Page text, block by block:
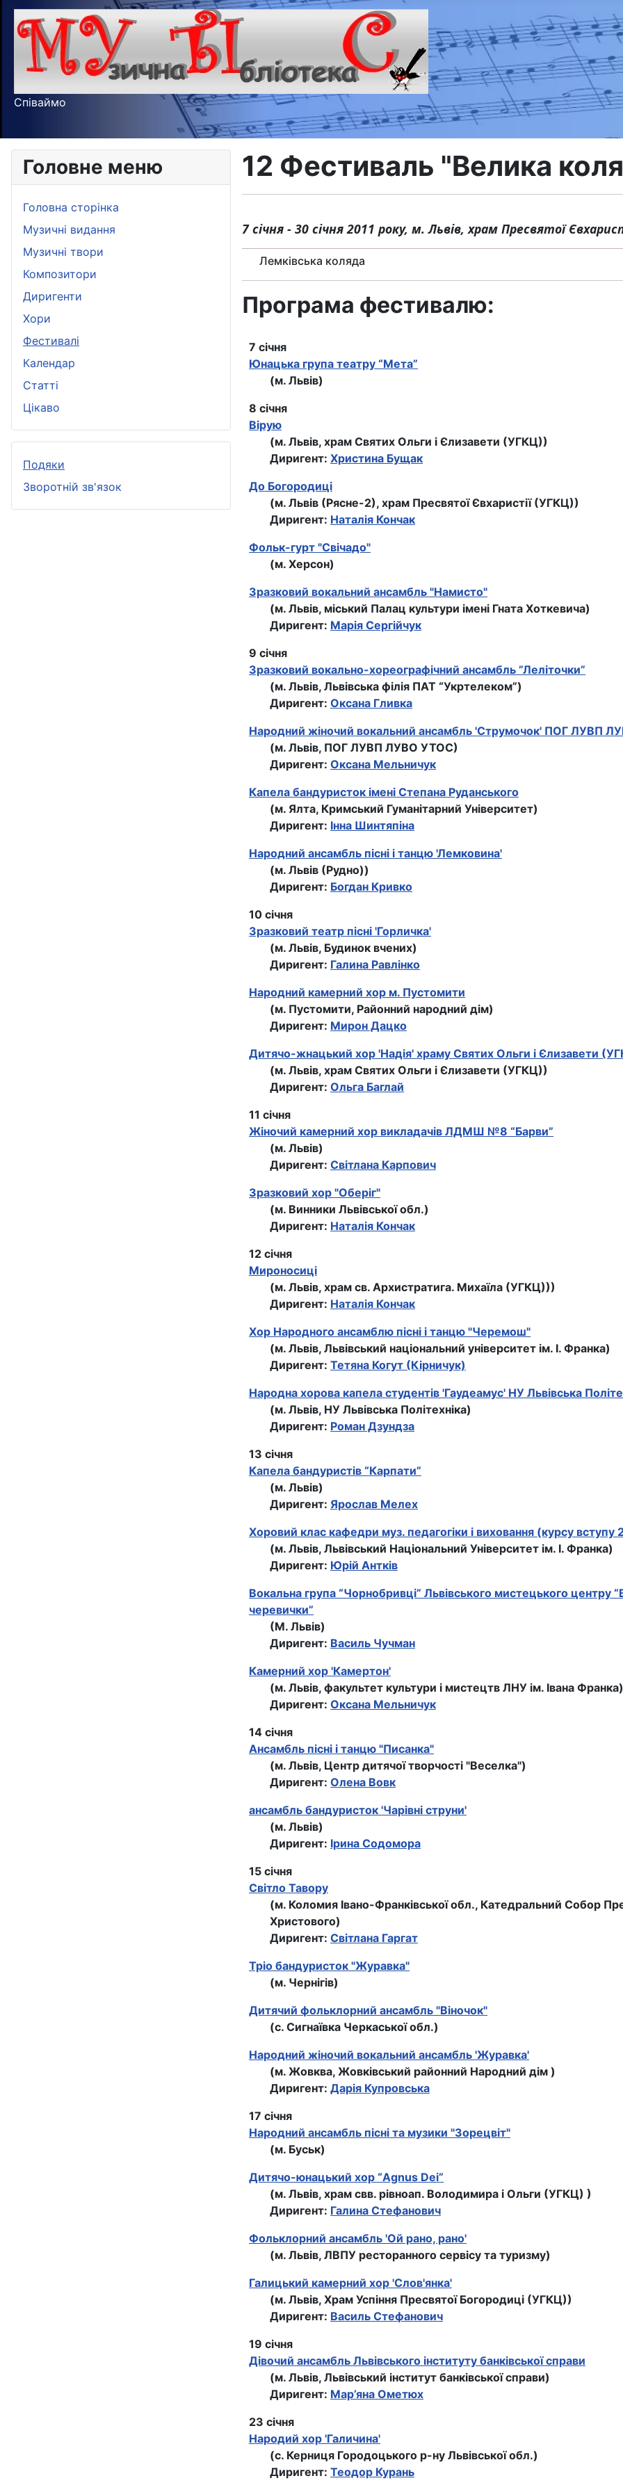
Співаймо
Головне меню
Головна сторінка
Музичні видання
Музичні твори
Композитори
Диригенти
Хори
Фестивалі
Календар
Статті
Цікаво
Подяки
Зворотній зв'язок
12 Фестиваль "Велика
7 січня - 30 січня 2011 року, м. Львів, храм Пресвятої
Лемківська коляда
Програма фестивалю:
7 січня
Юнацька група театру “Мета”
(м. Львів)
8 січня
Вірую
(м. Львів, храм Святих Ольги і Єлизавети (УГКЦ))
Диригент: Христина Бущак
До Богородиці
(м. Львів (Рясне-2), храм Пресвятої Євхаристії (УГКЦ))
Диригент: Наталія Кончак
Фольк-гурт "Свічадо"
(м. Херсон)
Зразковий вокальний ансамбль "Намисто"
(м. Львів, міський Палац культури імені Гната Хоткевича)
Диригент: Марія Сергійчук
9 січня
Зразковий вокально-хореографічний ансамбль ”Леліточки”
(м. Львів, Львівська філія ПАТ “Укртелеком”)
Диригент: Оксана Гливка
Народний жіночий вокальний ансамбль 'Струмочок' ПОГ ЛУВП
(м. Львів, ПОГ ЛУВП ЛУВО УТОС)
Диригент: Оксана Мельничук
Капела бандуристок iмeнi Степана Руданського
(м. Ялта, Кримський Гуманiтарний Унiверситет)
Диригент: Інна Шинтяпiна
Народний ансамбль пісні і танцю 'Лемковина'
(м. Львів (Рудно))
Диригент: Богдан Кривко
10 січня
Зразковий театр пісні 'Горличка'
(м. Львів, Будинок вчених)
Диригент: Галина Равлінко
Народний камерний хор м. Пустомити
(м. Пустомити, Районний народний дім)
Диригент: Мирон Дацко
Дитячо-жнацький хор 'Надія' храму Святих Ольги і Єлизавети
(м. Львів, храм Святих Ольги і Єлизавети (УГКЦ))
Диригент: Ольга Баглай
11 січня
Жіночий камерний хор викладачів ЛДМШ №8 “Барви”
(м. Львів)
Диригент: Світлана Карпович
Зразковий хор "Оберіг"
(м. Винники Львівської обл.)
Диригент: Наталія Кончак
12 січня
Мироносиці
(м. Львів, храм св. Архистратига. Михаїла (УГКЦ)))
Диригент: Наталія Кончак
Хор Народного ансамблю пiснi i танцю "Черемош"
(м. Львів, Львівський національний університет ім. І. Франка)
Диригент: Тетяна Когут (Кірничук)
Народна хорова капела студентів 'Гаудеамус' НУ Львівська
(м. Львів, НУ Львівська Політехніка)
Диригент: Роман Дзундза
13 січня
Капела бандуристів “Карпати”
(м. Львів)
Диригент: Ярослав Мелех
Хоровий клас кафедри муз. педагогіки і виховання (курсу вступу
(м. Львів, Львівський Національний Університет ім. І. Франка)
Диригент: Юрій Антків
Вокальна група “Чорнобривці” Львівського мистецького центру
черевички”
(М. Львів)
Диригент: Василь Чучман
Камерний хор 'Камертон'
(м. Львів, факультет культури і мистецтв ЛНУ ім. Івана Франка)
Диригент: Оксана Мельничук
14 січня
Ансамбль пісні і танцю "Писанка"
(м. Львів, Центр дитячої творчості "Веселка")
Диригент: Олена Вовк
ансамбль бандуристок 'Чарівні струни'
(м. Львів)
Диригент: Ірина Содомора
15 січня
Світло Тавору
(м. Коломия Івано-Франківської обл., Катедральний Собор
Христового)
Диригент: Світлана Гаргат
Тріо бандуристок "Журавка"
(м. Чернігів)
Дитячий фольклорний ансамбль "Віночок"
(с. Сигнаївка Черкаської обл.)
Народний жіночий вокальний ансамбль 'Журавка'
(м. Жовква, Жовківський районний Народний дім )
Диригент: Дарія Купровська
17 січня
Народний ансамбль пісні та музики "Зорецвіт"
(м. Буськ)
Дитячо-юнацький хор “Agnus Dei”
(м. Львів, храм свв. рівноап. Володимира і Ольги (УГКЦ) )
Диригент: Галина Стефанович
Фольклорний ансамбль 'Ой рано, рано'
(м. Львів, ЛВПУ ресторанного сервісу та туризму)
Галицький камерний хор 'Слов'янка'
(м. Львів, Храм Успіння Пресвятої Богородиці (УГКЦ))
Диригент: Василь Стефанович
19 січня
Дівочий ансамбль Львівського інституту банківської справи
(м. Львів, Львівський інститут банківської справи)
Диригент: Мар’яна Ометюх
23 січня
Народий хор 'Галичина'
(с. Керниця Городоцького р-ну Львівської обл.)
Диригент: Теодор Курань